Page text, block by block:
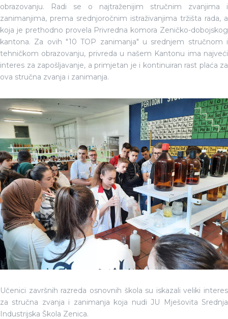
obrazovanju. Radi se o najtraženijim stručnim zvanjima i
zanimanjima, prema srednjoročnim istraživanjima tržišta rada, a
koja je prethodno provela Privredna komora Zeničko-dobojskog
kantona. Za ovih "10 TOP zanimanja" u srednjem stručnom i
tehničkom obrazovanju, privreda u našem Kantonu ima najveći
interes za zapošljavanje, a primjetan je i kontinuiran rast plaća za
ova stručna zvanja i zanimanja.
Učenici završnih razreda osnovnih škola su iskazali veliki interes
za stručna zvanja i zanimanja koja nudi JU Mješovita Srednja
Industrijska Škola Zenica.